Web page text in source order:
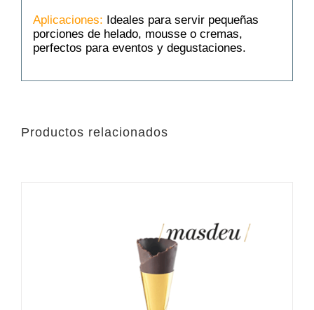
Aplicaciones: Ideales para servir pequeñas
porciones de helado, mousse o cremas,
perfectos para eventos y degustaciones.
Productos relacionados